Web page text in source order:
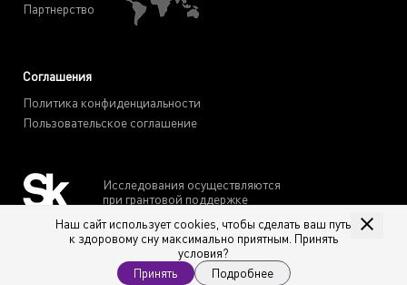
Наш сайт использует cookies, чтобы сделать ваш путь
к здоровому сну максимально приятным. Принять
условия?
Принять
Подробнее
Партнерство
Соглашения
Политика конфиденциальности
Пользовательское соглашение
Исследования осуществляются
при грантовой поддержке
deep © 2019-2026. Все права защищены